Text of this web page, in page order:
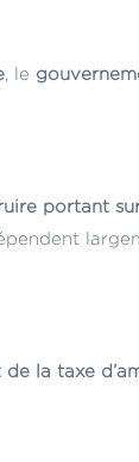
, le
portant
la taxe